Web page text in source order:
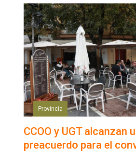
Provincia
CCOO y UGT alcanzan
preacuerdo para el